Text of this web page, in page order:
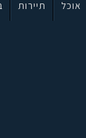
אוכל תיירות